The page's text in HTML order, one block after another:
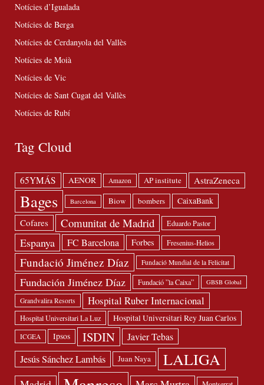
Notícies d’Igualada
Notícies de Berga
Notícies de Cerdanyola del Vallès
Notícies de Moià
Notícies de Vic
Notícies de Sant Cugat del Vallès
Notícies de Rubí
Tag Cloud
65YMÁS AENOR Amazon AP institute AstraZeneca
Bages Barcelona Biow bombers CaixaBank
Cofares Comunitat de Madrid Eduardo Pastor
Espanya FC Barcelona Forbes Fresenius-Helios
Fundació Jiménez Díaz Fundació Mundial de la Felicitat
Fundación Jiménez Díaz Fundació ”la Caixa” GBSB Global
Grandvalira Resorts Hospital Ruber Internacional
Hospital Universitari La Luz Hospital Universitari Rey Juan Carlos
ICGEA Ipsos ISDIN Javier Tebas
Jesús Sánchez Lambás Juan Naya LALIGA